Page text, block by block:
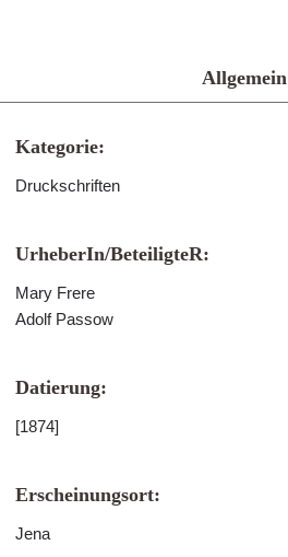
Allgemein
Kategorie:
Druckschriften
UrheberIn/BeteiligteR:
Mary Frere
Adolf Passow
Datierung:
[1874]
Erscheinungsort:
Jena